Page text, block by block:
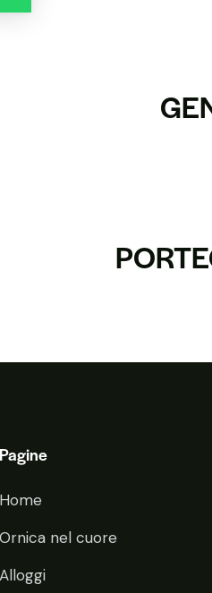
Pagine
Home
Ornica nel cuore
Alloggi